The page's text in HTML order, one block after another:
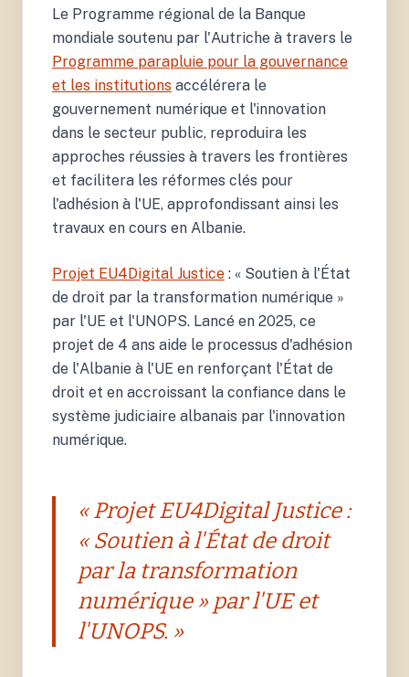
Le Programme régional de la Banque
mondiale soutenu par l'Autriche à travers le
Programme parapluie pour la gouvernance
et les institutions accélérera le
gouvernement numérique et l'innovation
dans le secteur public, reproduira les
approches réussies à travers les frontières
et facilitera les réformes clés pour
l'adhésion à l'UE, approfondissant ainsi les
travaux en cours en Albanie.
Projet EU4Digital Justice : « Soutien à l'État
de droit par la transformation numérique »
par l'UE et l'UNOPS. Lancé en 2025, ce
projet de 4 ans aide le processus d'adhésion
de l'Albanie à l'UE en renforçant l'État de
droit et en accroissant la confiance dans le
système judiciaire albanais par l'innovation
numérique.
« Projet EU4Digital Justice :
« Soutien à l'État de droit
par la transformation
numérique » par l'UE et
l'UNOPS. »